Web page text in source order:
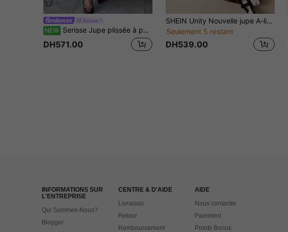
7
Serisse
NEW Serisse Jupe plissée à pois décontractée polyvalente pour femme, tenue quotidienne
DH571.00
SHEIN Unity Nouvelle jupe A-line plissée à taille élastique ajustable marron, style rétro collégial pour le trajet domicile-travail, printemps/été
Seulement 5 restant
DH539.00
INFORMATIONS SUR
L'ENTREPRISE
Qui Sommes-Nous?
Blogger
CENTRE & D'AIDE
Livraison
Retour
Remboursement
AIDE
Nous contacter
Paiement
Points Bonus